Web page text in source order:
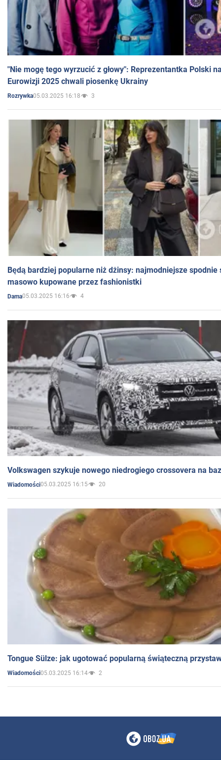
"Nie mogę tego wyrzucić z głowy": Reprezentantka Polski
Eurowizji 2025 chwali piosenkę Ukrainy
Rozrywka05.03.2025 16:18 3
Będą bardziej popularne niż dżinsy: najmodniejsze spodnie
masowo kupowane przez fashionistki
Dama05.03.2025 16:16 4
Volkswagen szykuje nowego niedrogiego crossovera na
Wiadomości05.03.2025 16:15 20
Tongue Sülze: jak ugotować popularną świąteczną
Wiadomości05.03.2025 16:14 2